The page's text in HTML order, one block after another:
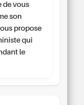
de vous
son
propose
qui
le